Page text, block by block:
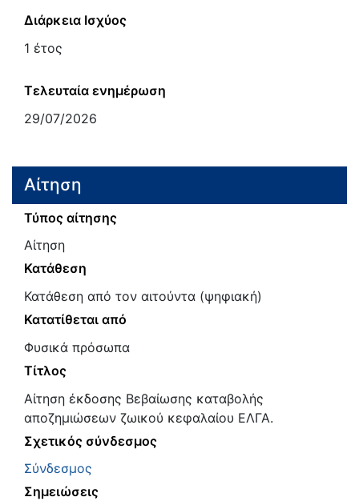
Διάρκεια Ισχύος
1 έτος
Τελευταία ενημέρωση
29/07/2026
Αίτηση
Τύπος αίτησης
Αίτηση
Κατάθεση
Κατάθεση από τον αιτούντα (ψηφιακή)
Κατατίθεται από
Φυσικά πρόσωπα
Τίτλος
Αίτηση έκδοσης Βεβαίωσης καταβολής
αποζημιώσεων ζωικού κεφαλαίου ΕΛΓΑ.
Σχετικός σύνδεσμος
Σύνδεσμος
Σημειώσεις